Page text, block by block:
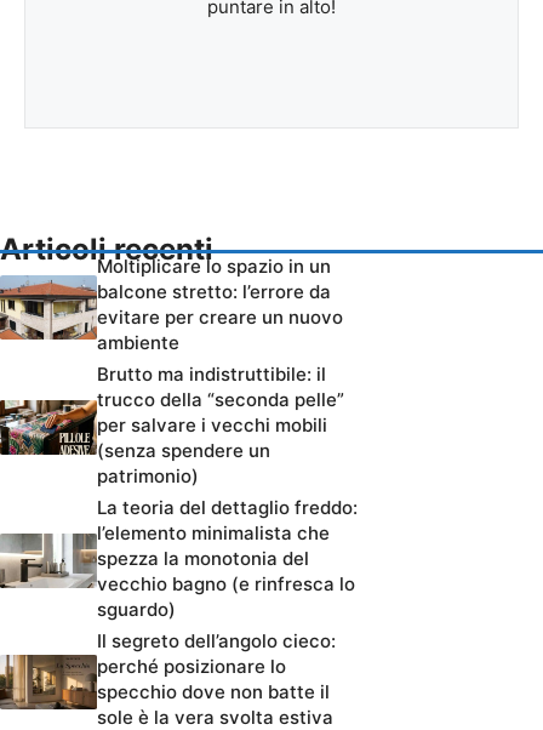
puntare in alto!
Articoli recenti
Moltiplicare lo spazio in un
balcone stretto: l’errore da
evitare per creare un nuovo
ambiente
Brutto ma indistruttibile: il
trucco della “seconda pelle”
per salvare i vecchi mobili
(senza spendere un
patrimonio)
La teoria del dettaglio freddo:
l’elemento minimalista che
spezza la monotonia del
vecchio bagno (e rinfresca lo
sguardo)
Il segreto dell’angolo cieco:
perché posizionare lo
specchio dove non batte il
sole è la vera svolta estiva